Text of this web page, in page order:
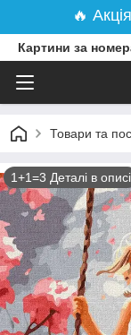
🔥
Картини за
Товари та
1+1=3 Деталі в описі